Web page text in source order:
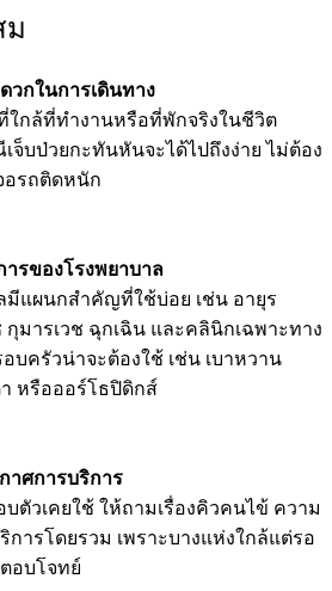
ม
วกในการเดินทาง
ใกล้ที่ทำงานหรือที่พักจริงในชีวิต
จ็บป่วยกะทันหันจะได้ไปถึงง่าย ไม่ต้อง
อรถติดหนัก
รของโรงพยาบาล
มีแผนกสำคัญที่ใช้บ่อย เช่น อายุร
กุมารเวช ฉุกเฉิน และคลินิกเฉพาะทาง
บครัวน่าจะต้องใช้ เช่น เบาหวาน
หรือออร์โธปิดิกส์
าศการบริการ
ตัวเคยใช้ ให้ถามเรื่องคิวคนไข้ ความ
การโดยรวม เพราะบางแห่งใกล้แต่รอ
อบโจทย์